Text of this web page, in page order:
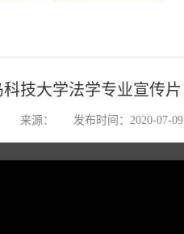
科技大学法学专业宣传片
来源： 发布时间：2020-07-09